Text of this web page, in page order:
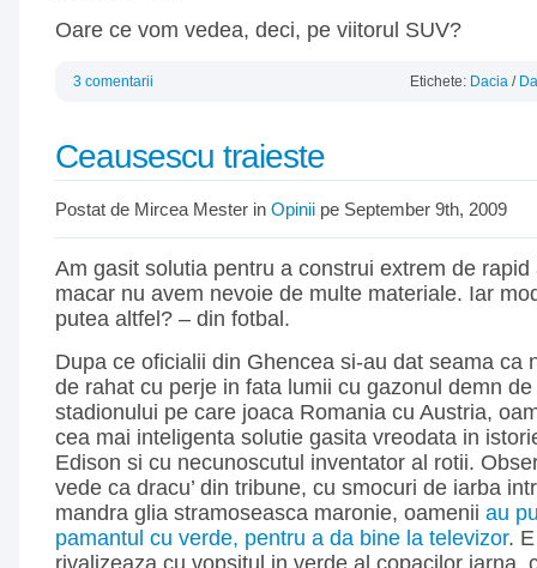
Oare ce vom vedea, deci, pe viitorul SUV?
3 comentarii Etichete: Dacia /
Ceausescu traieste
Postat de Mircea Mester in Opinii pe September 9th, 2009
Am gasit solutia pentru a construi extrem de
macar nu avem nevoie de multe materiale. Iar
putea altfel? – din fotbal.
Dupa ce oficialii din Ghencea si-au dat seama ca
de rahat cu perje in fata lumii cu gazonul demn
stadionului pe care joaca Romania cu Austria,
cea mai inteligenta solutie gasita vreodata in
Edison si cu necunoscutul inventator al rotii.
vede ca dracu’ din tribune, cu smocuri de iarba
mandra glia stramoseasca maronie, oamenii au
pamantul cu verde, pentru a da bine la televizor.
rivalizeaza cu vopsitul in verde al copacilor iarna,